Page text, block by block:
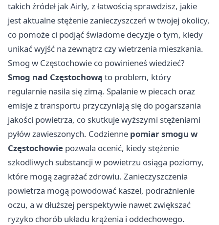
takich źródeł jak Airly, z łatwością sprawdzisz, jakie
jest aktualne stężenie zanieczyszczeń w twojej okolicy,
co pomoże ci podjąć świadome decyzje o tym, kiedy
unikać wyjść na zewnątrz czy wietrzenia mieszkania.
Smog w Częstochowie co powinieneś wiedzieć?
Smog nad Częstochową to problem, który
regularnie nasila się zimą. Spalanie w piecach oraz
emisje z transportu przyczyniają się do pogarszania
jakości powietrza, co skutkuje wyższymi stężeniami
pyłów zawieszonych. Codzienne pomiar smogu w
Częstochowie pozwala ocenić, kiedy stężenie
szkodliwych substancji w powietrzu osiąga poziomy,
które mogą zagrażać zdrowiu. Zanieczyszczenia
powietrza mogą powodować kaszel, podrażnienie
oczu, a w dłuższej perspektywie nawet zwiększać
ryzyko chorób układu krążenia i oddechowego.